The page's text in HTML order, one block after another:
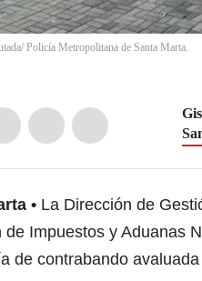
Policía Metropolitana de Santa Marta.
La Dirección de
de Impuestos y Aduanas
de contrabando